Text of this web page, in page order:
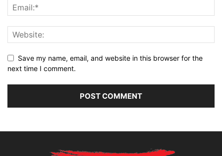
Save my name, email, and website in this browser for the
next time I comment.